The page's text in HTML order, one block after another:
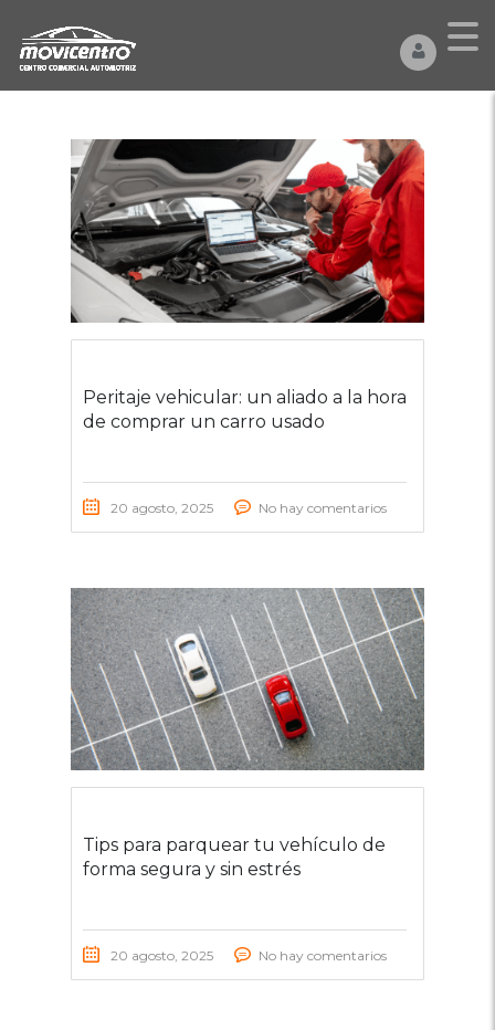
Peritaje vehicular: un aliado a la hora
de comprar un carro usado
20 agosto, 2025 No hay comentarios
Tips para parquear tu vehículo de
forma segura y sin estrés
20 agosto, 2025 No hay comentarios